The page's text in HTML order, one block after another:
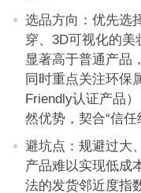
选品方向：优先选
穿、3D可视化的
显著高于普通产品
同时重点关注环保
Friendly认证产品
然优势，契合“信任
避坑点：规避过大
产品难以实现低成
法的发货邻近度指